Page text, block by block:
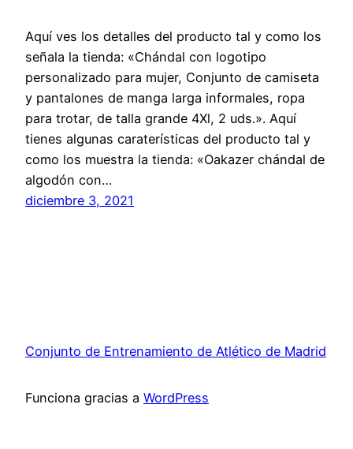
Aquí ves los detalles del producto tal y como los
señala la tienda: «Chándal con logotipo
personalizado para mujer, Conjunto de camiseta
y pantalones de manga larga informales, ropa
para trotar, de talla grande 4Xl, 2 uds.». Aquí
tienes algunas caraterísticas del producto tal y
como los muestra la tienda: «Oakazer chándal de
algodón con…
diciembre 3, 2021
Conjunto de Entrenamiento de Atlético de Madrid
Funciona gracias a WordPress